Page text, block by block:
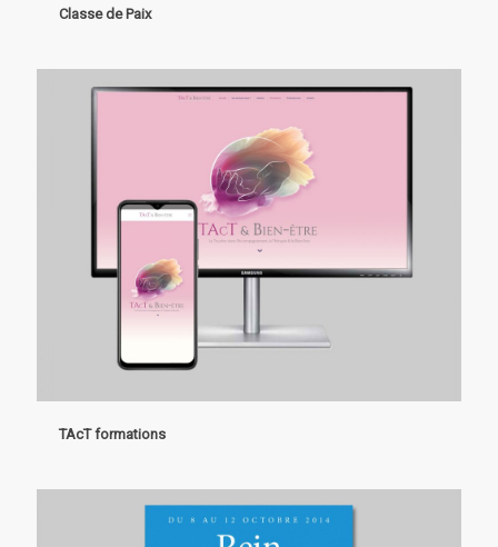
Classe de Paix
TAcT formations